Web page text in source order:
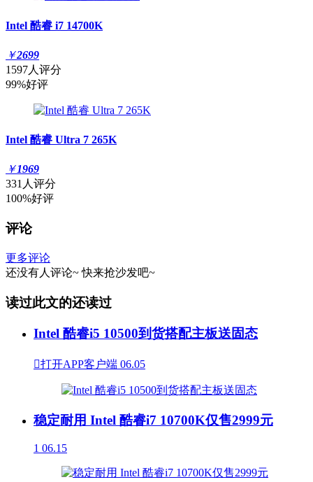
Intel 酷睿 i7 14700K
￥2699
1597人评分
99%好评
Intel 酷睿 Ultra 7 265K
￥1969
331人评分
100%好评
评论
更多评论
还没有人评论~ 快来抢沙发吧~
读过此文的还读过
Intel 酷睿i5 10500到货搭配主板送固态
打开APP客户端 06.05
稳定耐用 Intel 酷睿i7 10700K仅售2999元
1 06.15